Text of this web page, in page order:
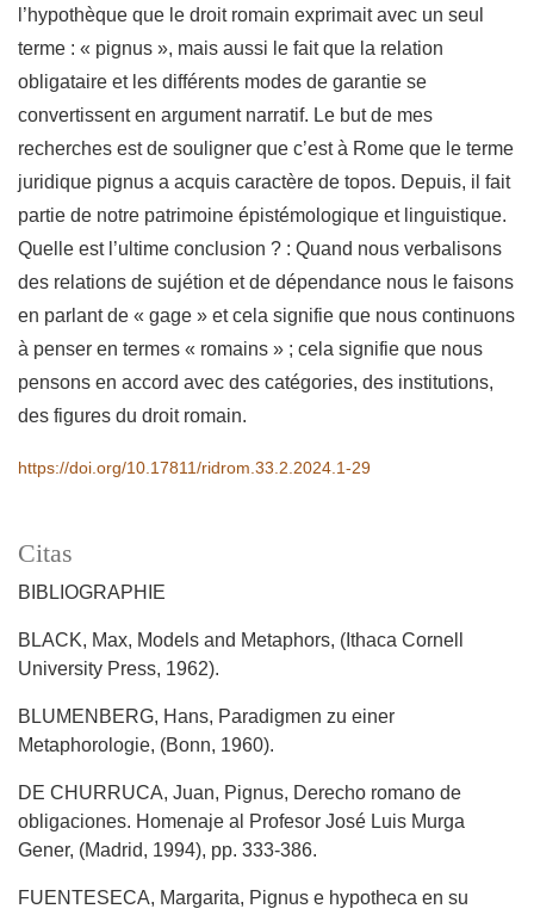
l’hypothèque que le droit romain exprimait avec un seul
terme : « pignus », mais aussi le fait que la relation
obligataire et les différents modes de garantie se
convertissent en argument narratif. Le but de mes
recherches est de souligner que c’est à Rome que le terme
juridique pignus a acquis caractère de topos. Depuis, il fait
partie de notre patrimoine épistémologique et linguistique.
Quelle est l’ultime conclusion ? : Quand nous verbalisons
des relations de sujétion et de dépendance nous le faisons
en parlant de « gage » et cela signifie que nous continuons
à penser en termes « romains » ; cela signifie que nous
pensons en accord avec des catégories, des institutions,
des figures du droit romain.
https://doi.org/10.17811/ridrom.33.2.2024.1-29
Citas
BIBLIOGRAPHIE
BLACK, Max, Models and Metaphors, (Ithaca Cornell
University Press, 1962).
BLUMENBERG, Hans, Paradigmen zu einer
Metaphorologie, (Bonn, 1960).
DE CHURRUCA, Juan, Pignus, Derecho romano de
obligaciones. Homenaje al Profesor José Luis Murga
Gener, (Madrid, 1994), pp. 333-386.
FUENTESECA, Margarita, Pignus e hypotheca en su